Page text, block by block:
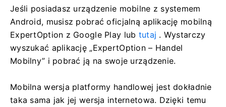
Jeśli posiadasz urządzenie mobilne z systemem
Android, musisz pobrać oficjalną aplikację mobilną
ExpertOption z Google Play lub tutaj . Wystarczy
wyszukać aplikację „ExpertOption – Handel
Mobilny” i pobrać ją na swoje urządzenie.
Mobilna wersja platformy handlowej jest dokładnie
taka sama jak jej wersja internetowa. Dzięki temu